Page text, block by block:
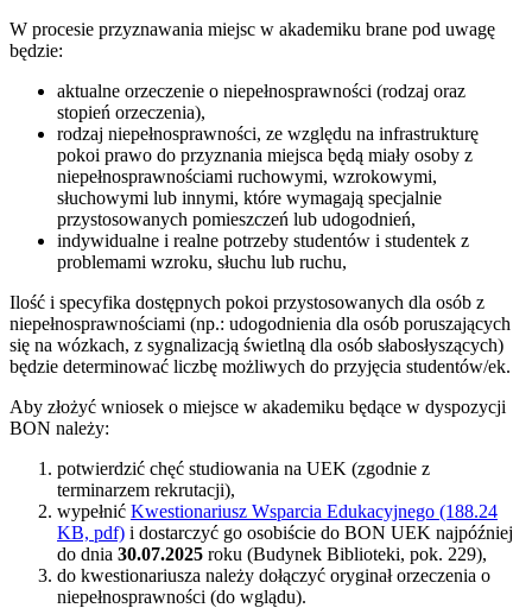
W procesie przyznawania miejsc w akademiku brane pod uwagę
będzie:
aktualne orzeczenie o niepełnosprawności (rodzaj oraz
stopień orzeczenia),
rodzaj niepełnosprawności, ze względu na infrastrukturę
pokoi prawo do przyznania miejsca będą miały osoby z
niepełnosprawnościami ruchowymi, wzrokowymi,
słuchowymi lub innymi, które wymagają specjalnie
przystosowanych pomieszczeń lub udogodnień,
indywidualne i realne potrzeby studentów i studentek z
problemami wzroku, słuchu lub ruchu,
Ilość i specyfika dostępnych pokoi przystosowanych dla osób z
niepełnosprawnościami (np.: udogodnienia dla osób poruszających
się na wózkach, z sygnalizacją świetlną dla osób słabosłyszących)
będzie determinować liczbę możliwych do przyjęcia studentów/ek.
Aby złożyć wniosek o miejsce w akademiku będące w dyspozycji
BON należy:
potwierdzić chęć studiowania na UEK (zgodnie z
terminarzem rekrutacji),
wypełnić Kwestionariusz Wsparcia Edukacyjnego (188.24
KB, pdf) i dostarczyć go osobiście do BON UEK najpóźniej
do dnia 30.07.2025 roku (Budynek Biblioteki, pok. 229),
do kwestionariusza należy dołączyć oryginał orzeczenia o
niepełnosprawności (do wglądu).